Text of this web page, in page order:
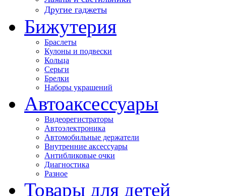
Другие гаджеты
Бижутерия
Браслеты
Кулоны и подвески
Кольца
Серьги
Брелки
Наборы украшений
Автоаксессуары
Видеорегистраторы
Автоэлектроника
Автомобильные держатели
Внутренние аксессуары
Антибликовые очки
Диагностика
Разное
Товары для детей